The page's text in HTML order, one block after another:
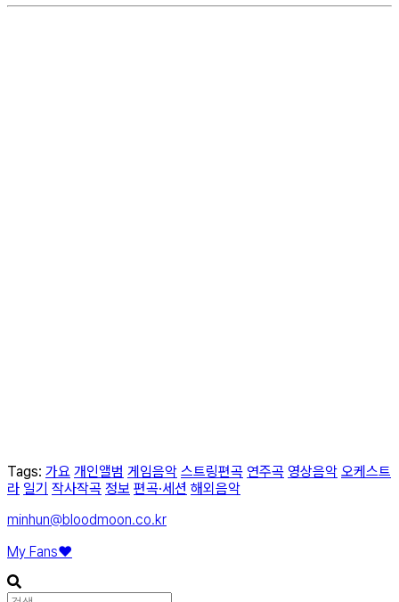
Tags: 가요 개인앨범 게임음악 스트링편곡 연주곡 영상음악 오케스트
라 일기 작사작곡 정보 편곡·세션 해외음악
minhun@bloodmoon.co.kr
My Fans❤️